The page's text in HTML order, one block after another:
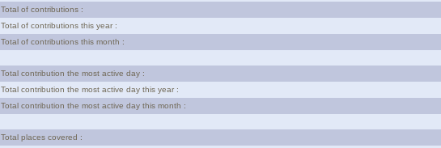
Total of contributions :
Total of contributions this year :
Total of contributions this month :
Total contribution the most active day :
Total contribution the most active day this year :
Total contribution the most active day this month :
Total places covered :